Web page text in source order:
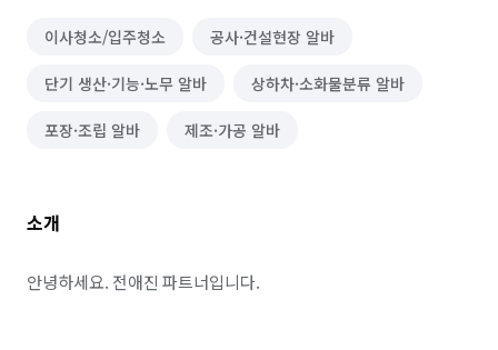
이사청소/입주청소 공사·건설현장 알바
단기 생산·기능·노무 알바 상하차·소화물분류 알바
포장·조립 알바 제조·가공 알바
소개
안녕하세요. 전애진 파트너입니다.